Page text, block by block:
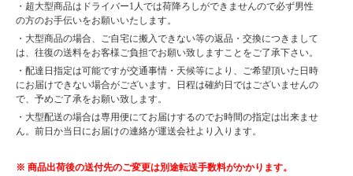
・超大型商品はドライバー1人では荷降ろしができませんので必ず男性
の方のお手伝いをお願いいたします。
・大型商品の場合、ご自宅に搬入できない等の返品・交換につきまして
は、往復の送料をお客様ご負担でお願い致しますことをご了承下さい。
・配達日指定は可能ですが交通事情・天候等により、ご希望頂いた日時
にお届けできない場合がございます。日程は確約日ではございませんの
で、予めご了承をお願い致します。
・大型配送の場合は専用便にてお届けするのでお時間の指定は出来ませ
ん。前日か当日にお届けの連絡が運送会社より入ります。
※ 商品出荷後の送付先のご変更は別途転送手数料がかかります。